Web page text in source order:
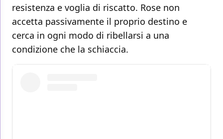
resistenza e voglia di riscatto. Rose non
accetta passivamente il proprio destino e
cerca in ogni modo di ribellarsi a una
condizione che la schiaccia.